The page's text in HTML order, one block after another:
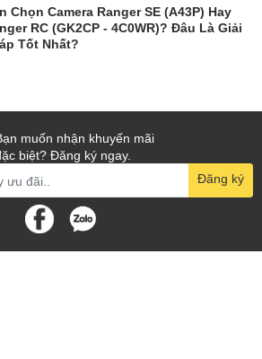
Chọn Camera Ranger SE (A43P) Hay
RC (GK2CP - 4C0WR)? Đâu Là Giải
Tốt Nhất?
muốn nhận khuyến mãi
biệt? Đăng ký ngay.
Đăng ký